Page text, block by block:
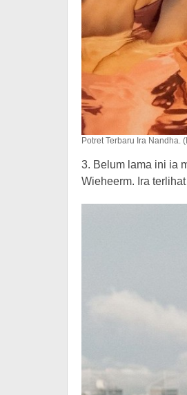
Potret Terbaru Ira Nandha.
3. Belum lama ini ia
Wieheerm. Ira